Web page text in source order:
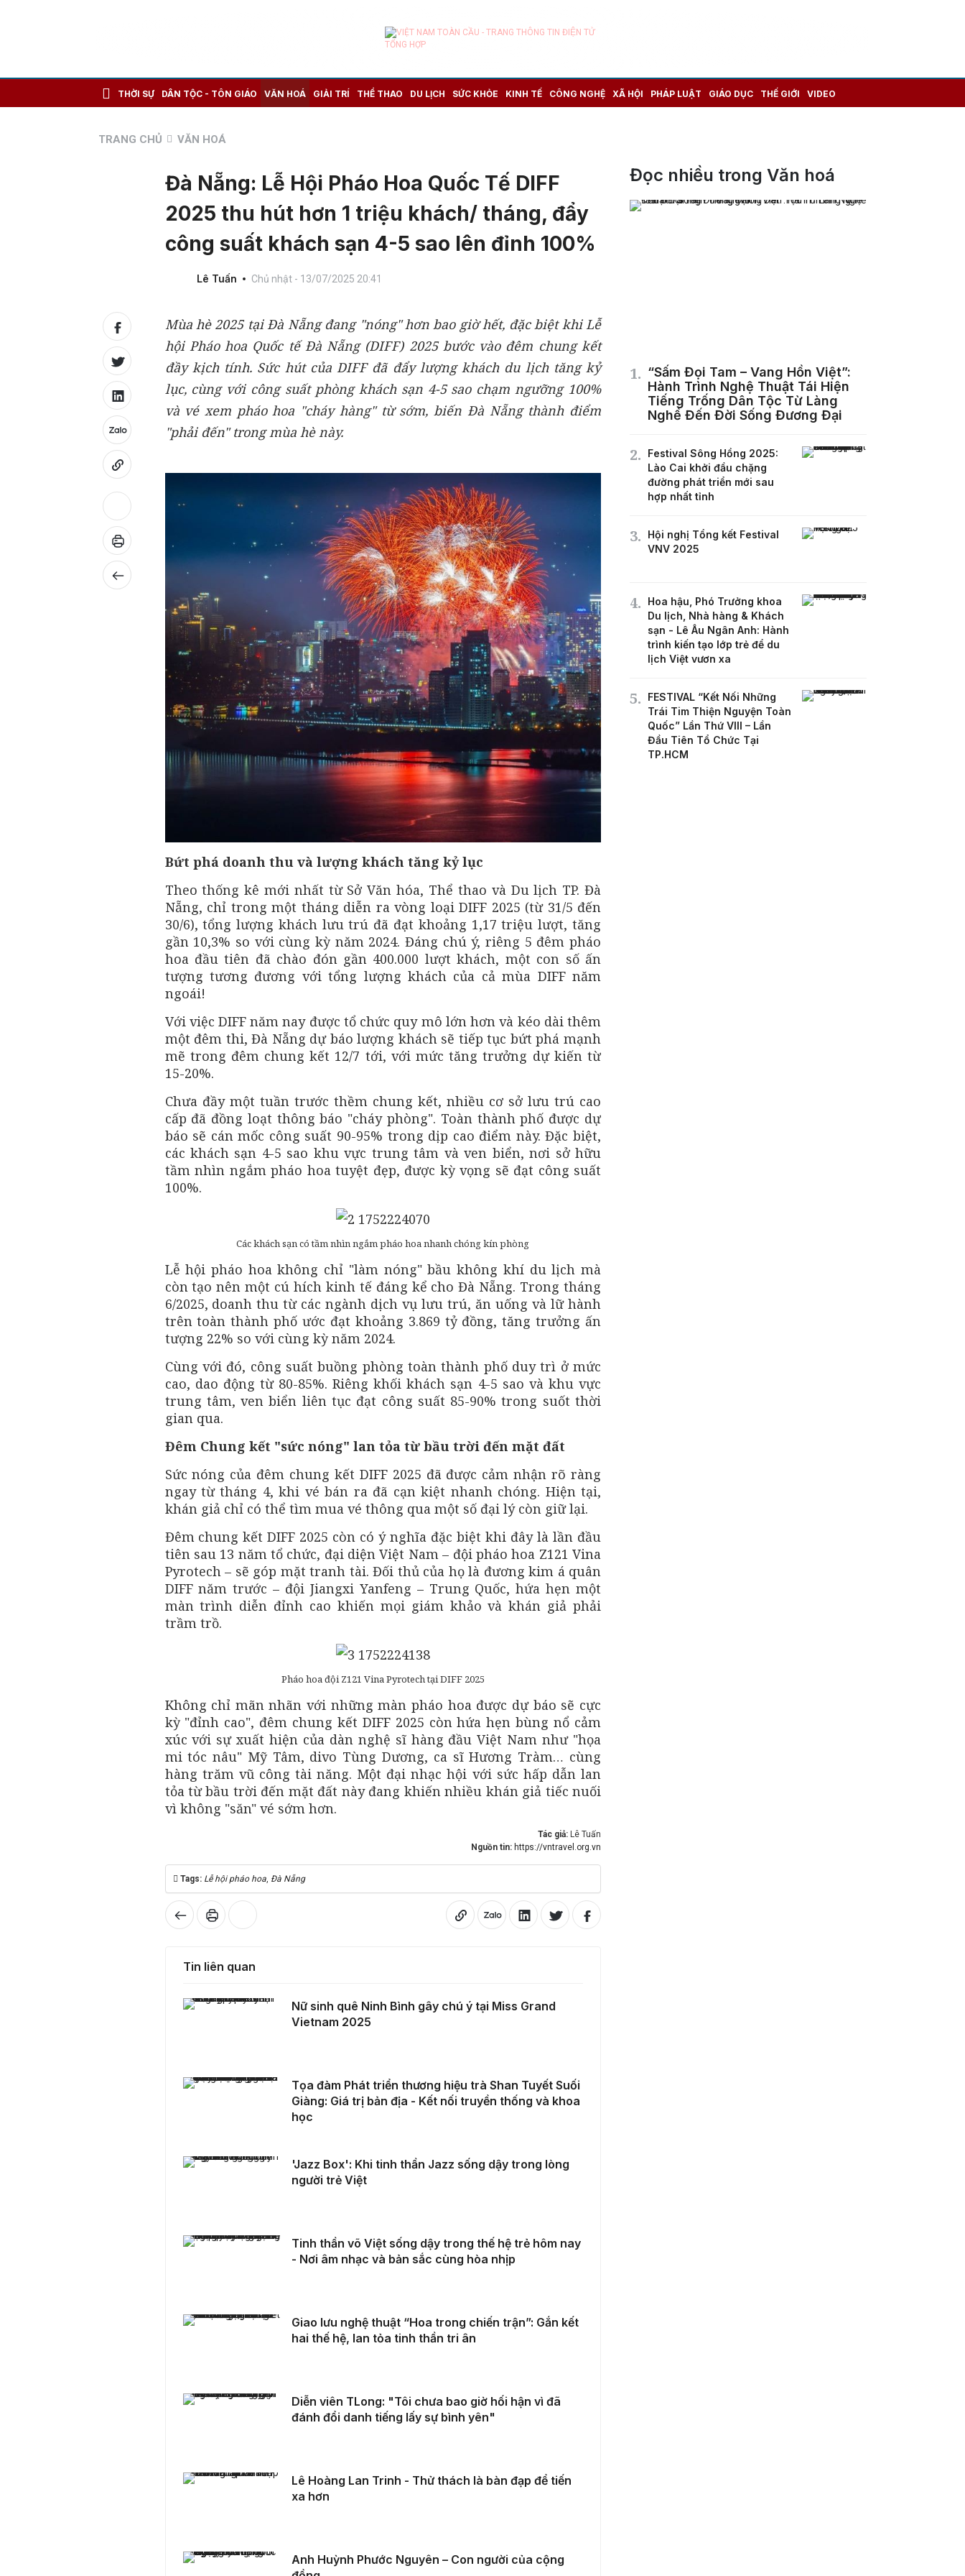
THỜI SỰ DÂN TỘC - TÔN GIÁO VĂN HOÁ GIẢI TRÍ THỂ THAO DU LỊCH SỨC KHỎE KINH TẾ CÔNG NGHỆ XÃ HỘI PHÁP LUẬT GIÁO DỤC THẾ GIỚI VIDEO
TRANG CHỦ VĂN HOÁ
Đà Nẵng: Lễ Hội Pháo Hoa Quốc Tế DIFF
2025 thu hút hơn 1 triệu khách/ tháng, đẩy
công suất khách sạn 4-5 sao lên đỉnh 100%
Lê Tuấn Chủ nhật - 13/07/2025 20:41
Mùa hè 2025 tại Đà Nẵng đang "nóng" hơn bao giờ hết, đặc biệt khi Lễ
hội Pháo hoa Quốc tế Đà Nẵng (DIFF) 2025 bước vào đêm chung kết
đầy kịch tính. Sức hút của DIFF đã đẩy lượng khách du lịch tăng kỷ
lục, cùng với công suất phòng khách sạn 4-5 sao chạm ngưỡng 100%
và vé xem pháo hoa "cháy hàng" từ sớm, biến Đà Nẵng thành điểm
"phải đến" trong mùa hè này.
Bứt phá doanh thu và lượng khách tăng kỷ lục
Theo thống kê mới nhất từ Sở Văn hóa, Thể thao và Du lịch TP. Đà
Nẵng, chỉ trong một tháng diễn ra vòng loại DIFF 2025 (từ 31/5 đến
30/6), tổng lượng khách lưu trú đã đạt khoảng 1,17 triệu lượt, tăng
gần 10,3% so với cùng kỳ năm 2024. Đáng chú ý, riêng 5 đêm pháo
hoa đầu tiên đã chào đón gần 400.000 lượt khách, một con số ấn
tượng tương đương với tổng lượng khách của cả mùa DIFF năm
ngoái!
Với việc DIFF năm nay được tổ chức quy mô lớn hơn và kéo dài thêm
một đêm thi, Đà Nẵng dự báo lượng khách sẽ tiếp tục bứt phá mạnh
mẽ trong đêm chung kết 12/7 tới, với mức tăng trưởng dự kiến từ
15-20%.
Chưa đầy một tuần trước thềm chung kết, nhiều cơ sở lưu trú cao
cấp đã đồng loạt thông báo "cháy phòng". Toàn thành phố được dự
báo sẽ cán mốc công suất 90-95% trong dịp cao điểm này. Đặc biệt,
các khách sạn 4-5 sao khu vực trung tâm và ven biển, nơi sở hữu
tầm nhìn ngắm pháo hoa tuyệt đẹp, được kỳ vọng sẽ đạt công suất
100%.
Các khách sạn có tầm nhìn ngắm pháo hoa nhanh chóng kín phòng
Lễ hội pháo hoa không chỉ "làm nóng" bầu không khí du lịch mà
còn tạo nên một cú hích kinh tế đáng kể cho Đà Nẵng. Trong tháng
6/2025, doanh thu từ các ngành dịch vụ lưu trú, ăn uống và lữ hành
trên toàn thành phố ước đạt khoảng 3.869 tỷ đồng, tăng trưởng ấn
tượng 22% so với cùng kỳ năm 2024.
Cùng với đó, công suất buồng phòng toàn thành phố duy trì ở mức
cao, dao động từ 80-85%. Riêng khối khách sạn 4-5 sao và khu vực
trung tâm, ven biển liên tục đạt công suất 85-90% trong suốt thời
gian qua.
Đêm Chung kết "sức nóng" lan tỏa từ bầu trời đến mặt đất
Sức nóng của đêm chung kết DIFF 2025 đã được cảm nhận rõ ràng
ngay từ tháng 4, khi vé bán ra đã cạn kiệt nhanh chóng. Hiện tại,
khán giả chỉ có thể tìm mua vé thông qua một số đại lý còn giữ lại.
Đêm chung kết DIFF 2025 còn có ý nghĩa đặc biệt khi đây là lần đầu
tiên sau 13 năm tổ chức, đại diện Việt Nam – đội pháo hoa Z121 Vina
Pyrotech – sẽ góp mặt tranh tài. Đối thủ của họ là đương kim á quân
DIFF năm trước – đội Jiangxi Yanfeng – Trung Quốc, hứa hẹn một
màn trình diễn đỉnh cao khiến mọi giám khảo và khán giả phải
trầm trồ.
Pháo hoa đội Z121 Vina Pyrotech tại DIFF 2025
Không chỉ mãn nhãn với những màn pháo hoa được dự báo sẽ cực
kỳ "đỉnh cao", đêm chung kết DIFF 2025 còn hứa hẹn bùng nổ cảm
xúc với sự xuất hiện của dàn nghệ sĩ hàng đầu Việt Nam như "họa
mi tóc nâu" Mỹ Tâm, divo Tùng Dương, ca sĩ Hương Tràm… cùng
hàng trăm vũ công tài năng. Một đại nhạc hội với sức hấp dẫn lan
tỏa từ bầu trời đến mặt đất này đang khiến nhiều khán giả tiếc nuối
vì không "săn" vé sớm hơn.
Tác giả: Lê Tuấn
Nguồn tin: https://vntravel.org.vn
Tags: Lễ hội pháo hoa, Đà Nẵng
Tin liên quan
Nữ sinh quê Ninh Bình gây chú ý tại Miss Grand Vietnam 2025
Nữ sinh quê Ninh Bình gây chú ý tại Miss Grand
Vietnam 2025
Tọa đàm Phát triển thương hiệu trà Shan Tuyết Suối Giàng: Giá trị bản địa - Kết nối truyền thống và khoa học
Tọa đàm Phát triển thương hiệu trà Shan Tuyết Suối
Giàng: Giá trị bản địa - Kết nối truyền thống và khoa
học
'Jazz Box': Khi tinh thần Jazz sống dậy trong lòng người trẻ Việt
'Jazz Box': Khi tinh thần Jazz sống dậy trong lòng
người trẻ Việt
Tinh thần võ Việt sống dậy trong thế hệ trẻ hôm nay - Nơi âm nhạc và bản sắc cùng hòa nhịp
Tinh thần võ Việt sống dậy trong thế hệ trẻ hôm nay
- Nơi âm nhạc và bản sắc cùng hòa nhịp
Giao lưu nghệ thuật “Hoa trong chiến trận”: Gắn kết hai thế hệ, lan tỏa tinh thần tri ân
Giao lưu nghệ thuật “Hoa trong chiến trận”: Gắn kết
hai thế hệ, lan tỏa tinh thần tri ân
Diễn viên TLong: "Tôi chưa bao giờ hối hận vì đã đánh đổi danh tiếng lấy sự bình yên"
Diễn viên TLong: "Tôi chưa bao giờ hối hận vì đã
đánh đổi danh tiếng lấy sự bình yên"
Lê Hoàng Lan Trinh - Thử thách là bàn đạp để tiến xa hơn
Lê Hoàng Lan Trinh - Thử thách là bàn đạp để tiến
xa hơn
Anh Huỳnh Phước Nguyên – Con người của cộng đồng
Anh Huỳnh Phước Nguyên – Con người của cộng
Đọc nhiều trong Văn hoá
“Sấm Đọi Tam – Vang Hồn Việt”:
Hành Trình Nghệ Thuật Tái Hiện
Tiếng Trống Dân Tộc Từ Làng
Nghề Đến Đời Sống Đương Đại
Festival Sông Hồng 2025:
Lào Cai khởi đầu chặng
đường phát triển mới sau
hợp nhất tỉnh
Hội nghị Tổng kết Festival
VNV 2025
Hoa hậu, Phó Trưởng khoa
Du lịch, Nhà hàng & Khách
sạn - Lê Âu Ngân Anh: Hành
trình kiến tạo lớp trẻ để du
lịch Việt vươn xa
FESTIVAL “Kết Nối Những
Trái Tim Thiện Nguyện Toàn
Quốc” Lần Thứ VIII – Lần
Đầu Tiên Tổ Chức Tại
TP.HCM